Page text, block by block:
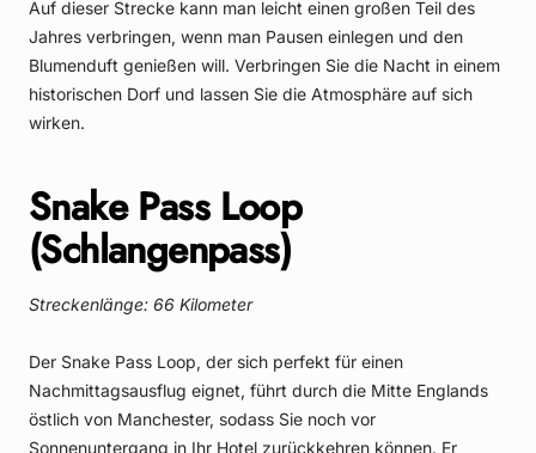
Auf dieser Strecke kann man leicht einen großen Teil des
Jahres verbringen, wenn man Pausen einlegen und den
Blumenduft genießen will. Verbringen Sie die Nacht in einem
historischen Dorf und lassen Sie die Atmosphäre auf sich
wirken.
Snake Pass Loop
(Schlangenpass)
Streckenlänge: 66 Kilometer
Der Snake Pass Loop, der sich perfekt für einen
Nachmittagsausflug eignet, führt durch die Mitte Englands
östlich von Manchester, sodass Sie noch vor
Sonnenuntergang in Ihr Hotel zurückkehren können. Er